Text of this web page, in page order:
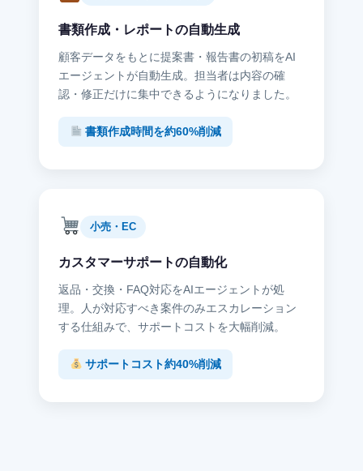
書類作成・レポートの自動生成
顧客データをもとに提案書・報告書の初稿をAI
エージェントが自動生成。担当者は内容の確
認・修正だけに集中できるようになりました。
書類作成時間を約60%削減
小売・EC
カスタマーサポートの自動化
返品・交換・FAQ対応をAIエージェントが処
理。人が対応すべき案件のみエスカレーション
する仕組みで、サポートコストを大幅削減。
サポートコスト約40%削減